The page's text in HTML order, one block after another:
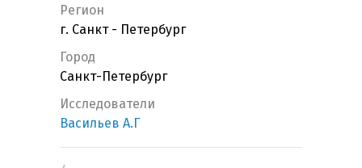
Регион
г. Санкт - Петербург
Город
Санкт-Петербург
Исследователи
Васильев А.Г